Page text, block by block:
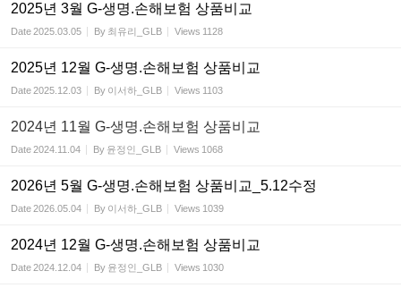
2025년 3월 G-생명.손해보험 상품비교
Date2025.03.05 By 최유리_GLB Views 1128
2025년 12월 G-생명.손해보험 상품비교
Date2025.12.03 By 이서하_GLB Views 1103
2024년 11월 G-생명.손해보험 상품비교
Date2024.11.04 By 윤정인_GLB Views 1068
2026년 5월 G-생명.손해보험 상품비교_5.12수정
Date2026.05.04 By 이서하_GLB Views 1039
2024년 12월 G-생명.손해보험 상품비교
Date2024.12.04 By 윤정인_GLB Views 1030